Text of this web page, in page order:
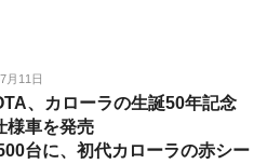
月11日
、カローラの生誕50年記念
様車を発売
台に、初代カローラの赤シー